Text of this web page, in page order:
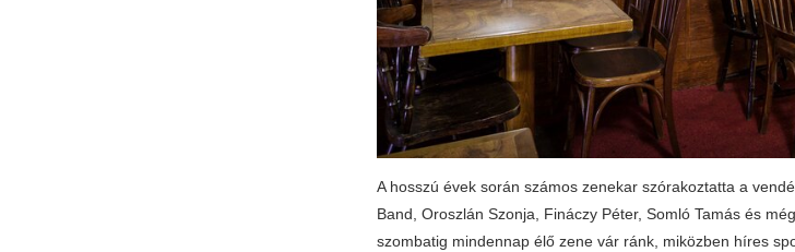
A hosszú évek során számos zenekar szórakoztatta a
Band, Oroszlán Szonja, Fináczy Péter, Somló Tamás és
szombatig mindennap élő zene vár ránk, miközben híres